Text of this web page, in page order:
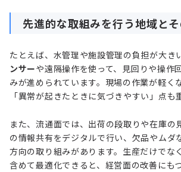
先進的な取組みを行う地域と
たとえば、水管理や施設管理の負担が大き
ンサーや遠隔操作を使って、見回りや操作
みが進められています。現場の作業が軽く
「異常が起きたときに気づきやすい」点も
また、流通面では、出荷の段取りや在庫の
の情報共有をデジタルで行い、欠品やムダ
方向の取り組みがあります。生産だけでな
含めて最適化できると、経営面の改善にも